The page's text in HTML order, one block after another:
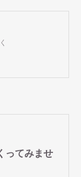
ってみませ